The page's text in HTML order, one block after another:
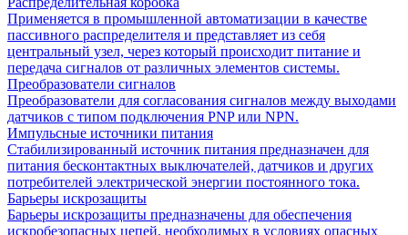
Применяется в промышленной автоматизации в качестве
пассивного распределителя и представляет из себя
центральный узел, через который происходит питание и
передача сигналов от различных элементов системы.
Преобразователи сигналов
Преобразователи для согласования сигналов между выходами
датчиков с типом подключения PNP или NPN.
Импульсные источники питания
Стабилизированный источник питания предназначен для
питания бесконтактных выключателей, датчиков и других
потребителей электрической энергии постоянного тока.
Барьеры искрозащиты
Барьеры искрозащиты предназначены для обеспечения
искробезопасных цепей, необходимых в условиях опасных